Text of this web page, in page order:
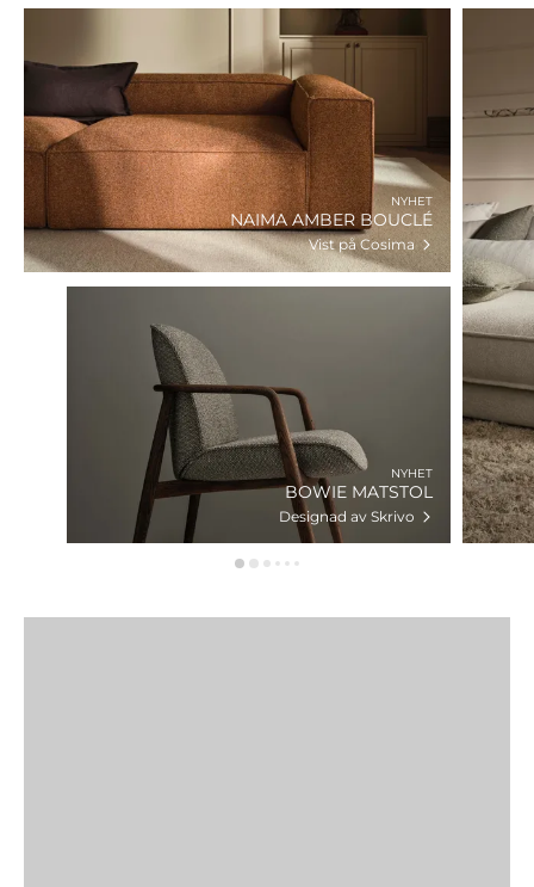
NYHET
NAIMA AMBER BOUCLÉ
Vist på Cosima
NYHET
BOWIE MATSTOL
Designad av Skrivo